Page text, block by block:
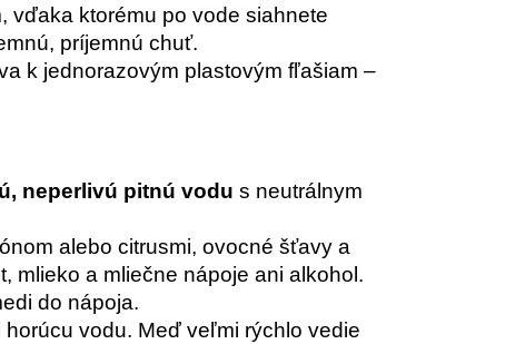
vďaka ktorému po vode siahnete
príjemnú chuť.
k jednorazovým plastovým fľašiam –
neperlivú pitnú vodu s neutrálnym
alebo citrusmi, ovocné šťavy a
mlieko a mliečne nápoje ani alkohol.
do nápoja.
horúcu vodu. Meď veľmi rýchlo vedie